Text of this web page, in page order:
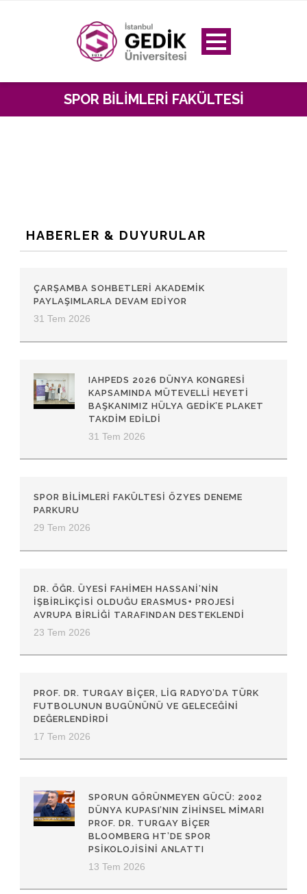
SPOR BILIMLERI FAKÜLTESI
HABERLER & DUYURULAR
ÇARŞAMBA SOHBETLERI AKADEMIK
PAYLAŞIMLARLA DEVAM EDIYOR
31 Tem 2026
IAHPEDS 2026 DÜNYA KONGRESI
KAPSAMINDA MÜTEVELLI HEYETI
BAŞKANIMIZ HÜLYA GEDIK’E PLAKET
TAKDIM EDILDI
31 Tem 2026
SPOR BİLİMLERİ FAKÜLTESİ ÖZYES DENEME
PARKURU
29 Tem 2026
DR. ÖĞR. ÜYESI FAHIMEH HASSANI’NIN
İŞBIRLIKÇISI OLDUĞU ERASMUS+ PROJESI
AVRUPA BIRLIĞI TARAFINDAN DESTEKLENDI
23 Tem 2026
PROF. DR. TURGAY BIÇER, LIG RADYO’DA TÜRK
FUTBOLUNUN BUGÜNÜNÜ VE GELECEĞINI
DEĞERLENDIRDI
17 Tem 2026
SPORUN GÖRÜNMEYEN GÜCÜ: 2002
DÜNYA KUPASI’NIN ZİHİNSEL MİMARI
PROF. DR. TURGAY BİÇER
BLOOMBERG HT’DE SPOR
PSİKOLOJİSİNİ ANLATTI
13 Tem 2026